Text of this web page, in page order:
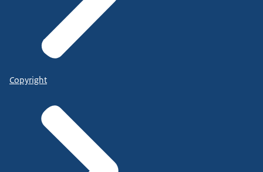
Copyright